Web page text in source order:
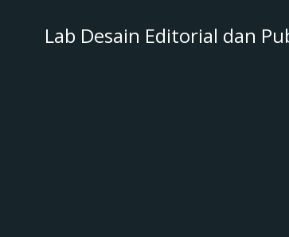
Lab Desain Editorial dan